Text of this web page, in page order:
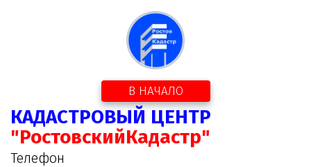
В НАЧАЛО
КАДАСТРОВЫЙ ЦЕНТР
"РостовскийКадастр"
Телефон